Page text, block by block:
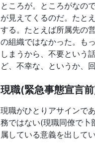
ところが。ところがなの
が見えてくるのだ。たと
する。たとえば所属先の
の組織ではなかった。も
しまうから、不要という
ど、不幸な、というか、
現職(緊急事態宣言
現職がひとりアサインで
務ではない(現職同僚で卜
属している意義を出して